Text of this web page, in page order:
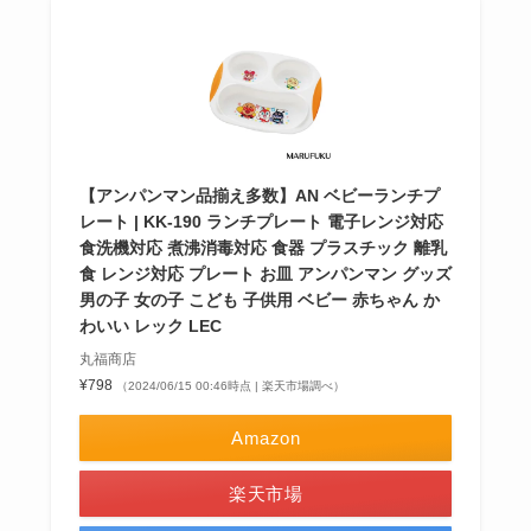
【アンパンマン品揃え多数】AN ベビーランチプ
レート | KK-190 ランチプレート 電子レンジ対応
食洗機対応 煮沸消毒対応 食器 プラスチック 離乳
食 レンジ対応 プレート お皿 アンパンマン グッズ
男の子 女の子 こども 子供用 ベビー 赤ちゃん か
わいい レック LEC
丸福商店
¥798
（2024/06/15 00:46時点 | 楽天市場調べ）
Amazon
楽天市場